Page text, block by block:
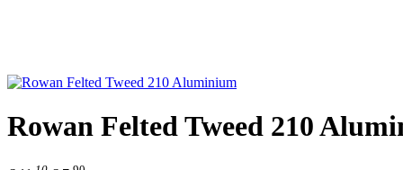
Rowan Felted Tweed 210